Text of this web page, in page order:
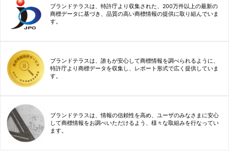
ブランドテラスは、特許庁より収集された、200万件以上の最新の
商標データに基づき、品質の高い商標情報の提供に取り組んでいま
す。
ブランドテラスは、誰もが安心して商標情報を調べられるように、
特許庁より商標データを収集し、レポート形式で広く提供していま
す。
ブランドテラスは、情報の信頼性を高め、ユーザのみなさまに安心
して商標情報をお調べいただけるよう、様々な取組みを行なってい
ます。